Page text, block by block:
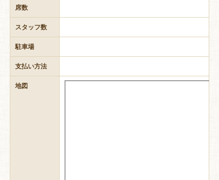
席数
スタッフ数
駐車場
支払い方法
地図